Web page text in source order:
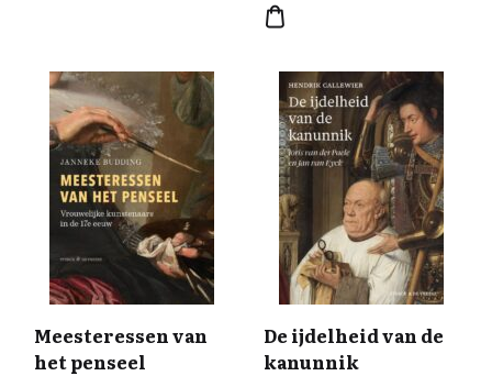
Meesteressen van
het penseel
De ijdelheid van de
kanunnik